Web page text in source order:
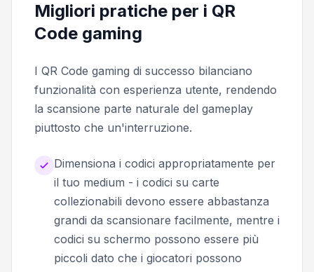
Migliori pratiche per i QR
Code gaming
I QR Code gaming di successo bilanciano
funzionalità con esperienza utente, rendendo
la scansione parte naturale del gameplay
piuttosto che un'interruzione.
Dimensiona i codici appropriatamente per
il tuo medium - i codici su carte
collezionabili devono essere abbastanza
grandi da scansionare facilmente, mentre i
codici su schermo possono essere più
piccoli dato che i giocatori possono